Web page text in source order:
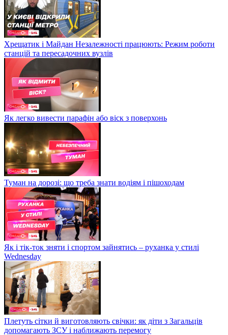
Хрещатик і Майдан Незалежності працюють: Режим роботи
станцій та пересадочних вузлів
Як легко вивести парафін або віск з поверхонь
Туман на дорозі: що треба знати водіям і пішоходам
Як і тік-ток зняти і спортом зайнятись – руханка у стилі
Wednesday
Плетуть сітки й виготовляють свічки: як діти з Загальців
допомагають ЗСУ і наближають перемогу